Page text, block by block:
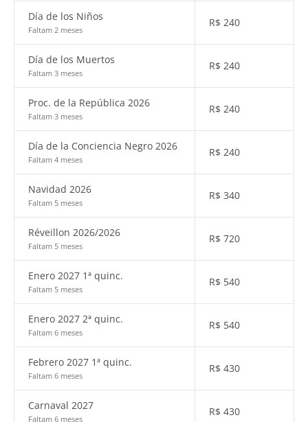
Día de los Niños
Faltam 2 meses
R$ 240
Día de los Muertos
Faltam 3 meses
R$ 240
Proc. de la República 2026
Faltam 3 meses
R$ 240
Día de la Conciencia Negro 2026
Faltam 4 meses
R$ 240
Navidad 2026
Faltam 5 meses
R$ 340
Réveillon 2026/2026
Faltam 5 meses
R$ 720
Enero 2027 1ª quinc.
Faltam 5 meses
R$ 540
Enero 2027 2ª quinc.
Faltam 6 meses
R$ 540
Febrero 2027 1ª quinc.
Faltam 6 meses
R$ 430
Carnaval 2027
Faltam 6 meses
R$ 430